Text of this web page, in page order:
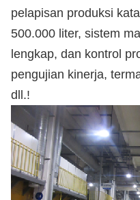
pelapisan produksi
500.000 liter, sistem
lengkap, dan kontrol
pengujian kinerja,
dll.!